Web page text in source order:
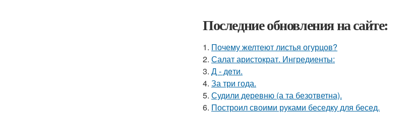
Последние обновления на сайте:
1. Почему желтеют листья огурцов?
2. Салат аристократ. Ингредиенты:
3. Д - дeти.
4. За три года.
5. Судили деревню (а та безответна).
6. Построил своими руками беседку для бесед.